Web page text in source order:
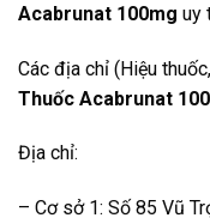
Acabrunat 100mg uy
Các địa chỉ (Hiệu
Thuốc Acabrunat
Địa chỉ:
– Cơ sở 1: Số 85 Vũ